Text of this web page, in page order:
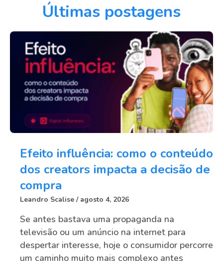
Últimas postagens
Efeito influência: como o conteúdo
dos creators impacta a decisão de
compra
Leandro Scalise agosto 4, 2026
Se antes bastava uma propaganda na
televisão ou um anúncio na internet para
despertar interesse, hoje o consumidor percorre
um caminho muito mais complexo antes